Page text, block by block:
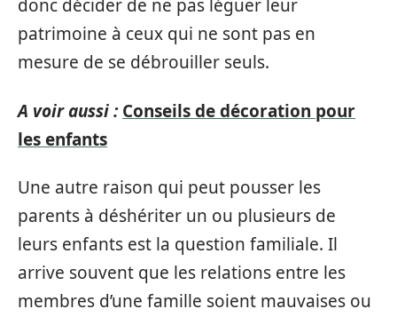
donc décider de ne pas léguer leur
patrimoine à ceux qui ne sont pas en
mesure de se débrouiller seuls.
A voir aussi : Conseils de décoration pour
les enfants
Une autre raison qui peut pousser les
parents à déshériter un ou plusieurs de
leurs enfants est la question familiale. Il
arrive souvent que les relations entre les
membres d’une famille soient mauvaises ou